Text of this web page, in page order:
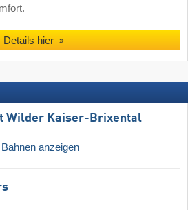
Details hier
Wilder Kaiser-Brixental
anzeigen